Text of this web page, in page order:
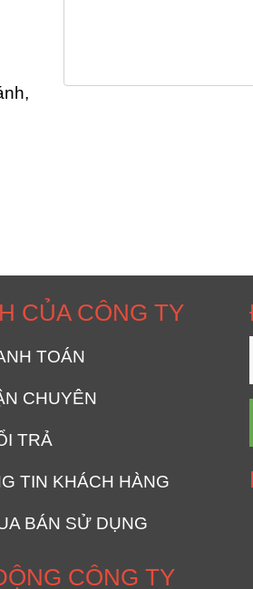
CỦA CÔNG TY
TOÁN
CHUYÊN
TRẢ
TIN KHÁCH HÀNG
BÁN SỬ DỤNG
CÔNG TY